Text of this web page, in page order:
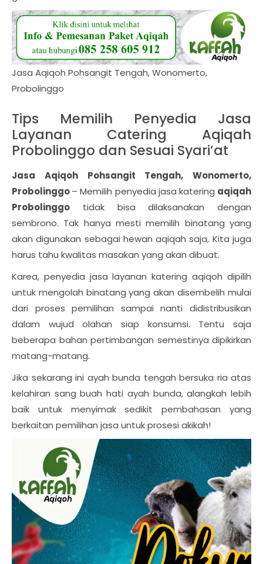
Jasa Aqiqoh Pohsangit Tengah, Wonomerto,
Probolinggo
Tips Memilih Penyedia Jasa
Layanan Catering Aqiqah
Probolinggo dan Sesuai Syari’at
Jasa Aqiqoh Pohsangit Tengah, Wonomerto,
Probolinggo– Memilih penyedia jasa katering aqiqah
Probolinggo tidak bisa dilaksanakan dengan
sembrono. Tak hanya mesti memilih binatang yang
akan digunakan sebagai hewan aqiqah saja, Kita juga
harus tahu kwalitas masakan yang akan dibuat.
Karea, penyedia jasa layanan katering aqiqoh dipilih
untuk mengolah binatang yang akan disembelih mulai
dari proses pemilihan sampai nanti didistribusikan
dalam wujud olahan siap konsumsi. Tentu saja
beberapa bahan pertimbangan semestinya dipikirkan
matang-matang.
Jika sekarang ini ayah bunda tengah bersuka ria atas
kelahiran sang buah hati ayah bunda, alangkah lebih
baik untuk menyimak sedikit pembahasan yang
berkaitan pemilihan jasa untuk prosesi akikah!